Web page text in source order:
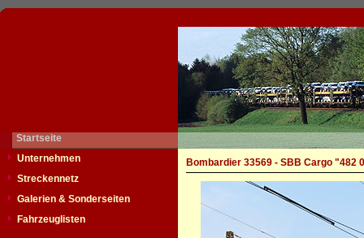
Startseite
Unternehmen
Streckennetz
Galerien & Sonderseiten
Fahrzeuglisten
Bombardier 33569 - SBB Cargo "482